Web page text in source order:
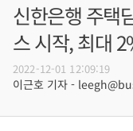
신한은행 주택
스 시작, 최대
2022-12-01 12:09:19
이근호 기자 -